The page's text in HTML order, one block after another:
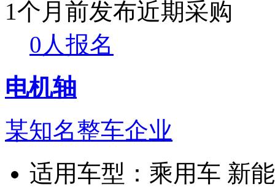
1个月前发布近期采购
0人报名
电机轴
某知名整车企业
适用车型： 乘用车 新